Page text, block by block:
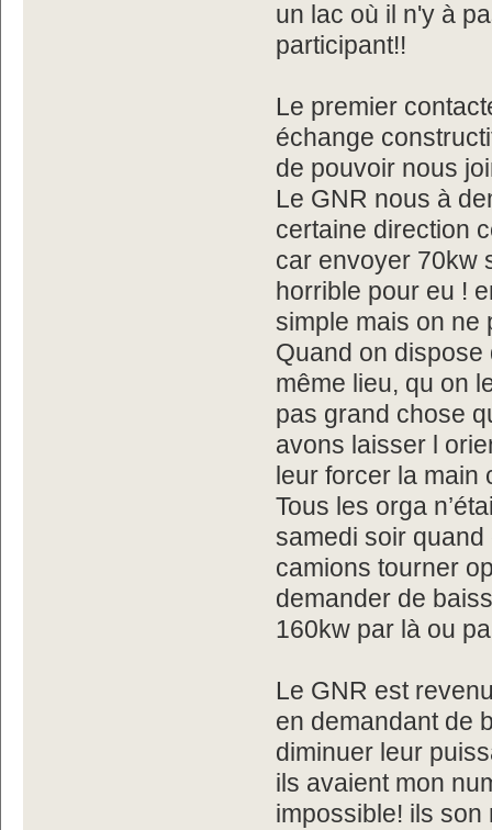
un lac où il n'y à
participant!!
Le premier
échange
de pouvoir nous
Le GNR nous à
certaine direction
car envoyer 70kw
horrible pour eu !
simple mais on ne
Quand on
même lieu, qu on
pas grand chose
avons laisser l
leur forcer la
Tous les orga
samedi soir
camions tourner
demander de
160kw par là ou
Le GNR est
en demandant de
diminuer leur
ils avaient mon
impossible! ils son